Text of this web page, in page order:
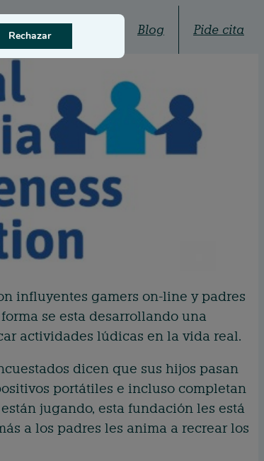
Quiénes somos Blog Pide cita
influyentes gamers on-line y padres
se esta desarrollando una
actividades lúdicas en la vida real.
dicen que sus hijos pasan
portátiles e incluso completan
jugando, esta fundación les está
a los padres les anima a recrear los
Rechazar